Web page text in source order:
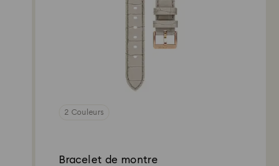
2 Couleurs
Bracelet de montre